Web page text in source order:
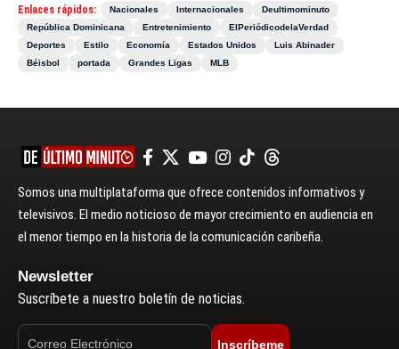
Enlaces rápidos: Nacionales Internacionales
Deultimominuto
República Dominicana
Entretenimiento
ElPeriódicodelaVerdad
Deportes
Estilo Economía Estados Unidos
Luis Abinader
Béisbol
portada Grandes Ligas MLB
Somos una multiplataforma que ofrece contenidos informativos y
televisivos. El medio noticioso de mayor crecimiento en audiencia en
el menor tiempo en la historia de la comunicación caribeña.
Newsletter
Suscríbete a nuestro boletín de noticias.
Inscríbeme